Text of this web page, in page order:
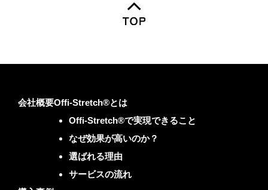
会社概要Offi-Stretch®とは
Offi-Stretch®で実現できること
なぜ効果が高いのか？
選ばれる理由
サービスの流れ